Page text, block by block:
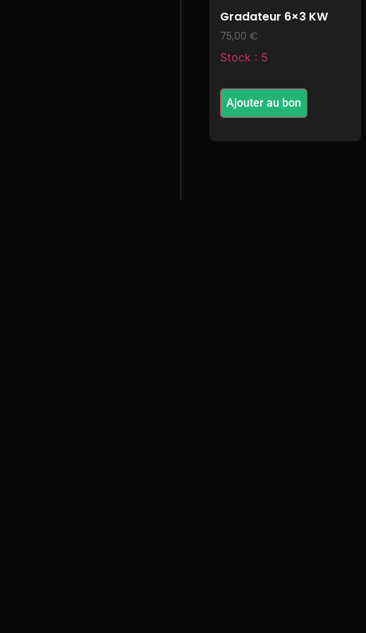
Gradateur 6×3 KW
75,00€
Stock : 5
Ajouter au bon